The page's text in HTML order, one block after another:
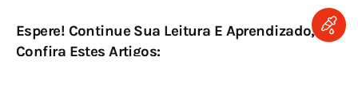
Espere! Continue Sua Leitura E Aprendizado,
Confira Estes Artigos: